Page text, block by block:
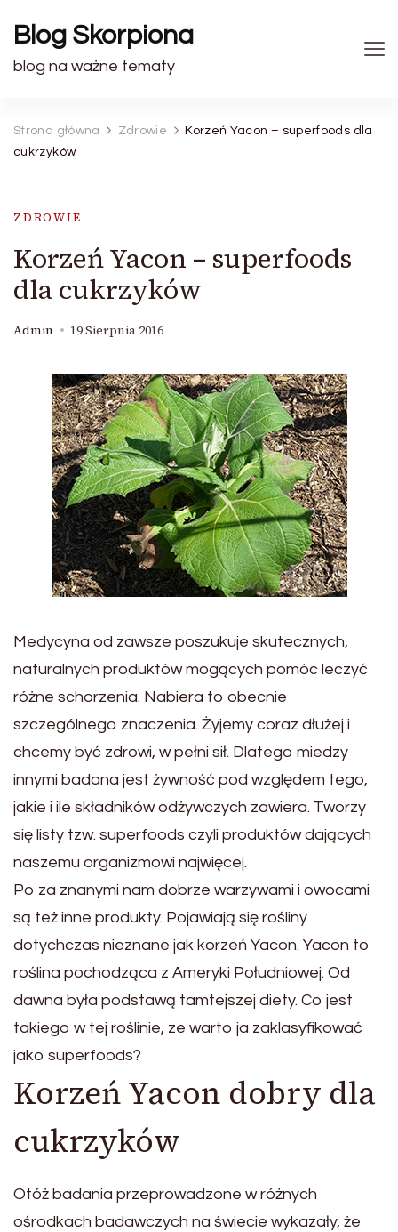
Blog Skorpiona
blog na ważne tematy
Strona główna Zdrowie
Korzeń Yacon – superfoods dla
cukrzyków
ZDROWIE
Korzeń Yacon – superfoods
dla cukrzyków
Admin 19 Sierpnia 2016
Medycyna od zawsze poszukuje skutecznych,
naturalnych produktów mogących pomóc leczyć
różne schorzenia. Nabiera to obecnie
szczególnego znaczenia. Żyjemy coraz dłużej i
chcemy być zdrowi, w pełni sił. Dlatego miedzy
innymi badana jest żywność pod względem tego,
jakie i ile składników odżywczych zawiera. Tworzy
się listy tzw. superfoods czyli produktów dających
naszemu organizmowi najwięcej.
Po za znanymi nam dobrze warzywami i owocami
są też inne produkty. Pojawiają się rośliny
dotychczas nieznane jak korzeń Yacon. Yacon to
roślina pochodząca z Ameryki Południowej. Od
dawna była podstawą tamtejszej diety. Co jest
takiego w tej roślinie, ze warto ja zaklasyfikować
jako superfoods?
Korzeń Yacon dobry dla
cukrzyków
Otóż badania przeprowadzone w różnych
ośrodkach badawczych na świecie wykazały, że